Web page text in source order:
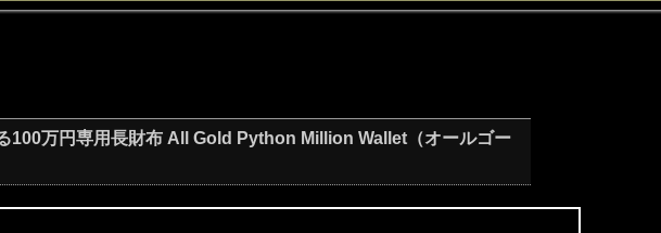
100万円専用長財布 All Gold Python Million Wallet（オールゴー